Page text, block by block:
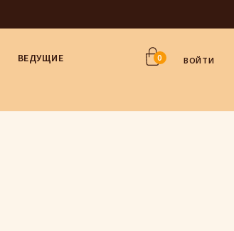
0 ВОЙТИ
ВЕДУЩИЕ